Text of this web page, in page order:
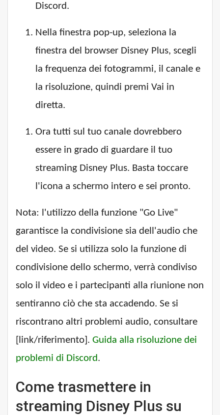
Discord.
Nella finestra pop-up, seleziona la
finestra del browser Disney Plus, scegli
la frequenza dei fotogrammi, il canale e
la risoluzione, quindi premi Vai in
diretta.
Ora tutti sul tuo canale dovrebbero
essere in grado di guardare il tuo
streaming Disney Plus. Basta toccare
l'icona a schermo intero e sei pronto.
Nota: l'utilizzo della funzione "Go Live"
garantisce la condivisione sia dell'audio che
del video. Se si utilizza solo la funzione di
condivisione dello schermo, verrà condiviso
solo il video e i partecipanti alla riunione non
sentiranno ciò che sta accadendo. Se si
riscontrano altri problemi audio, consultare
[link/riferimento]. Guida alla risoluzione dei
problemi di Discord.
Come trasmettere in
streaming Disney Plus su